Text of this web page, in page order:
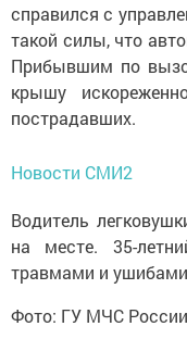
справился с
такой силы, что
Прибывшим по
крышу
пострадавших.
Новости СМИ2
Водитель
на месте. 35-
травмами и
Фото: ГУ МЧС